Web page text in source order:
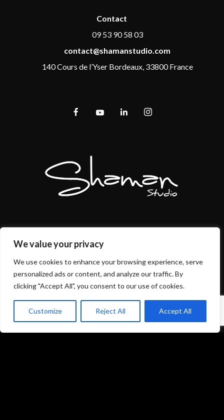
We value your privacy
We use cookies to enhance your browsing experience, serve
personalized ads or content, and analyze our traffic. By
clicking "Accept All", you consent to our use of cookies.
Customize Reject All Accept All
Contact
09 53 90 58 03
contact@shamanstudio.com
140 Cours de l’Yser Bordeaux, 33800 France
Mentions légales et politique de confidentialité
CGU/CGV
Accueil